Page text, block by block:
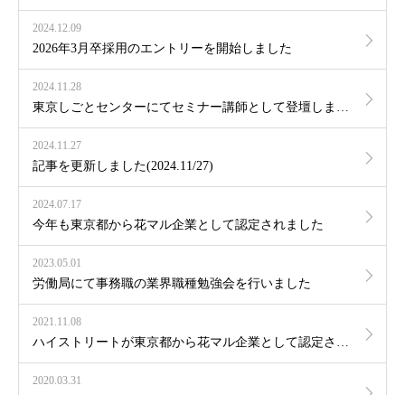
2024.12.09
2026年3月卒採用のエントリーを開始しました
2024.11.28
東京しごとセンターにてセミナー講師として登壇しました
2024.11.27
記事を更新しました(2024.11/27)
2024.07.17
今年も東京都から花マル企業として認定されました
2023.05.01
労働局にて事務職の業界職種勉強会を行いました
2021.11.08
ハイストリートが東京都から花マル企業として認定されました
2020.03.31